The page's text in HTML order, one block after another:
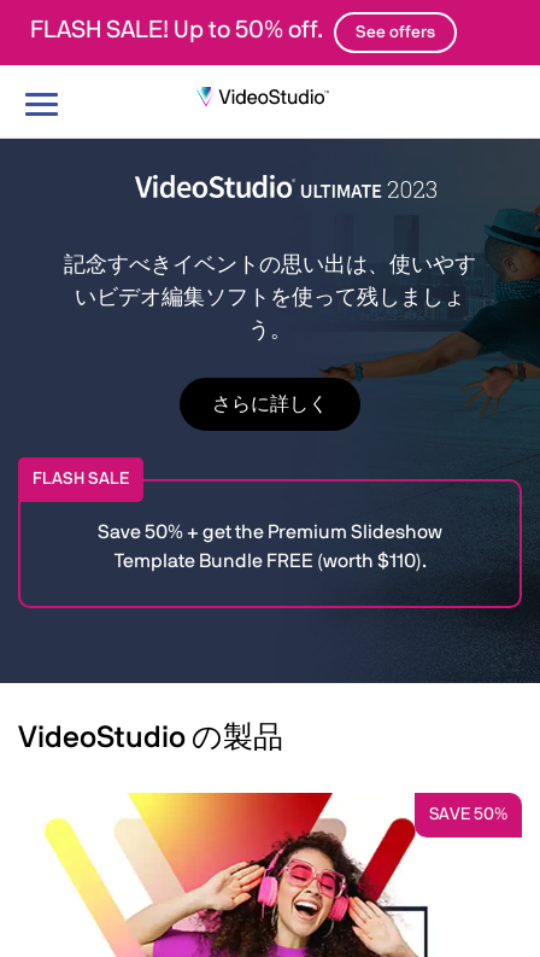
FLASH SALE! Up to 50% off. See offers
ナ
記念すべきイベントの思い出は、使いやす
いビデオ編集ソフトを使って残しましょ
う。
さらに詳しく
FLASH SALE
Save 50% + get the Premium Slideshow
Template Bundle FREE (worth $110).
VideoStudio の製品
SAVE 50%